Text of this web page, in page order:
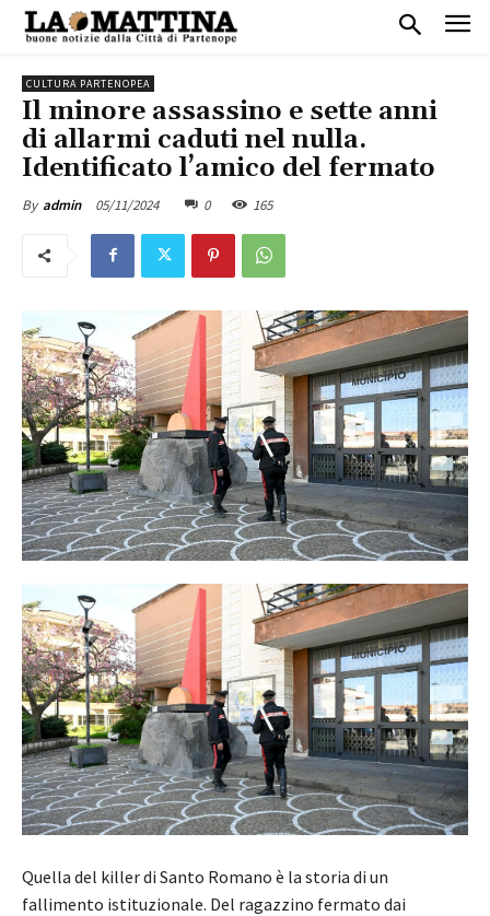
CULTURA PARTENOPEA
Il minore assassino e sette anni
di allarmi caduti nel nulla.
Identificato l’amico del fermato
By admin 05/11/2024 0 165
Quella del killer di Santo Romano è la storia di un
fallimento istituzionale. Del ragazzino fermato dai